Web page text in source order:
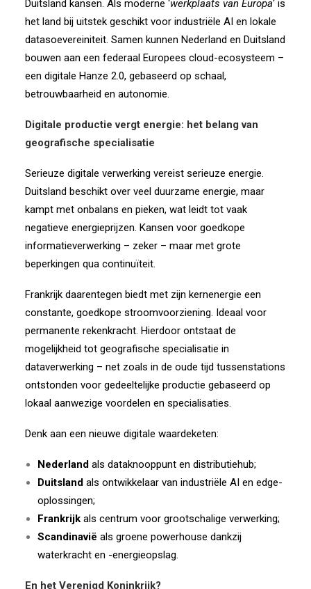
Duitsland kansen. Als moderne ‘werkplaats van Europa‘ is
het land bij uitstek geschikt voor industriële AI en lokale
datasoevereiniteit. Samen kunnen Nederland en Duitsland
bouwen aan een federaal Europees cloud-ecosysteem –
een digitale Hanze 2.0, gebaseerd op schaal,
betrouwbaarheid en autonomie.
Digitale productie vergt energie: het belang van
geografische specialisatie
Serieuze digitale verwerking vereist serieuze energie.
Duitsland beschikt over veel duurzame energie, maar
kampt met onbalans en pieken, wat leidt tot vaak
negatieve energieprijzen. Kansen voor goedkope
informatieverwerking – zeker – maar met grote
beperkingen qua continuïteit.
Frankrijk daarentegen biedt met zijn kernenergie een
constante, goedkope stroomvoorziening. Ideaal voor
permanente rekenkracht. Hierdoor ontstaat de
mogelijkheid tot geografische specialisatie in
dataverwerking – net zoals in de oude tijd tussenstations
ontstonden voor gedeeltelijke productie gebaseerd op
lokaal aanwezige voordelen en specialisaties.
Denk aan een nieuwe digitale waardeketen:
Nederland als dataknooppunt en distributiehub;
Duitsland als ontwikkelaar van industriële AI en edge-
oplossingen;
Frankrijk als centrum voor grootschalige verwerking;
Scandinavië als groene powerhouse dankzij
waterkracht en -energieopslag.
En het Verenigd Koninkrijk?